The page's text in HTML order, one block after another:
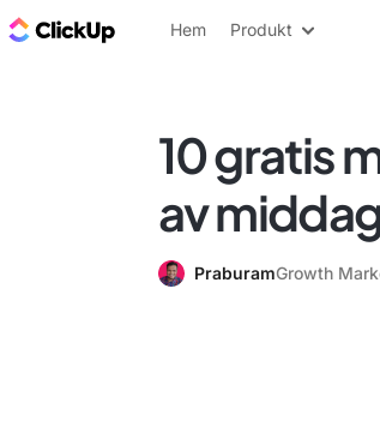
ClickUp-bloggen
Hem Produkt
10 gratis
av
PraburamGrowth